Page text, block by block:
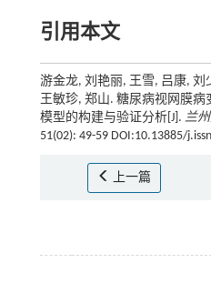
引用本文
游金龙, 刘艳丽, 王雪, 吕康, 刘
王敏珍, 郑山. 糖尿病视网膜病
模型的构建与验证分析[J]. 兰
51(02): 49-59 DOI:10.13885/
上一篇